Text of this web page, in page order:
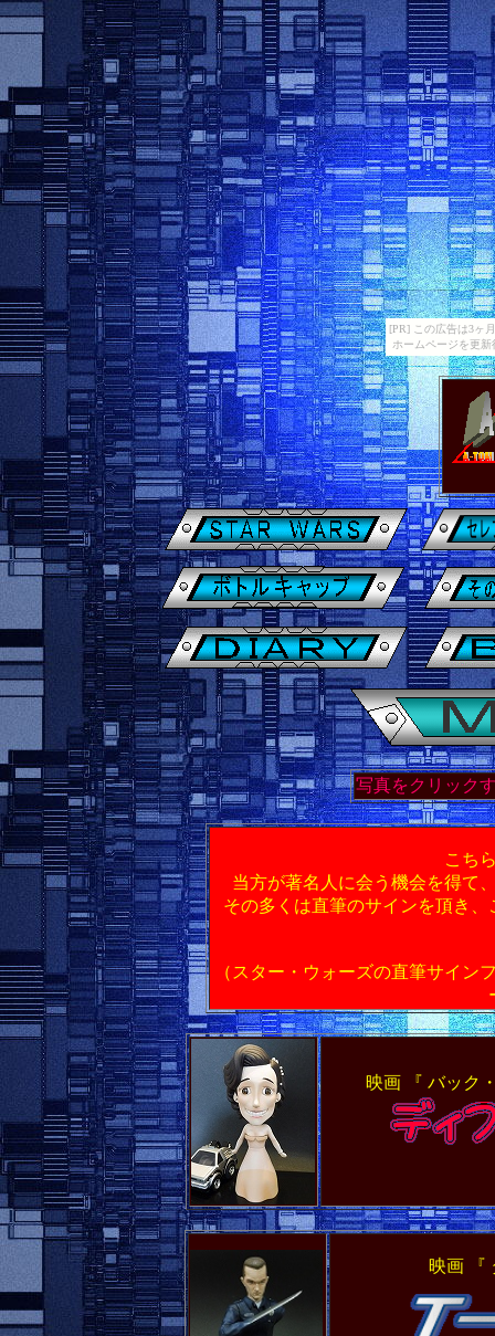
[PR] この広告は3ヶ
ホームページを更
写真をクリック
こち
当方が著名人に会う機会を得て
その多くは直筆のサインを頂き
（スター・ウォーズの直筆サイン
映画 『 バック
映画 『